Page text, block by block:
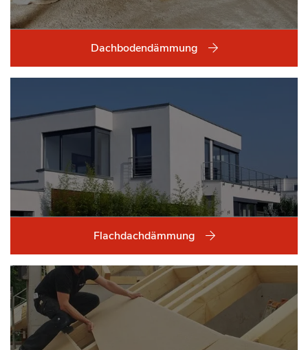
Dachbodendämmung
Flachdachdämmung